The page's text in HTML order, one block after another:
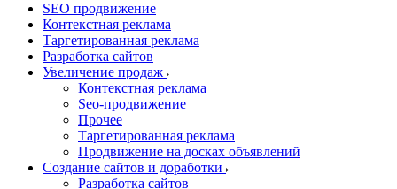
SEO продвижение
Контекстная реклама
Таргетированная реклама
Разработка сайтов
Увеличение продаж
Контекстная реклама
Seo-продвижение
Прочее
Таргетированная реклама
Продвижение на досках объявлений
Создание сайтов и доработки
Разработка сайтов